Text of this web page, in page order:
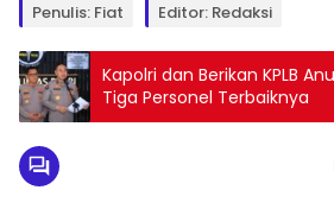
Penulis: Fiat Editor: Redaksi
Kapolri dan Berikan KPLB
Tiga Personel Terbaiknya